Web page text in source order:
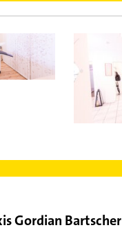
Gordian Bartscher